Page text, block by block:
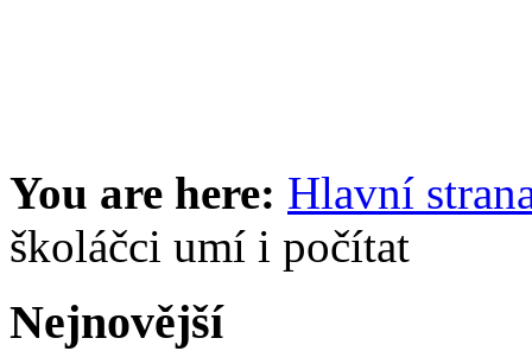
You are here: Hlavní
školáčci umí i počítat
Nejnovější